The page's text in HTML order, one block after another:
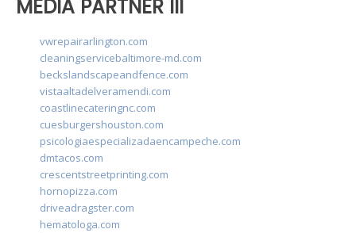
MEDIA PARTNER III
vwrepairarlington.com
cleaningservicebaltimore-md.com
beckslandscapeandfence.com
vistaaltadelveramendi.com
coastlinecateringnc.com
cuesburgershouston.com
psicologiaespecializadaencampeche.com
dmtacos.com
crescentstreetprinting.com
hornopizza.com
driveadragster.com
hematologa.com